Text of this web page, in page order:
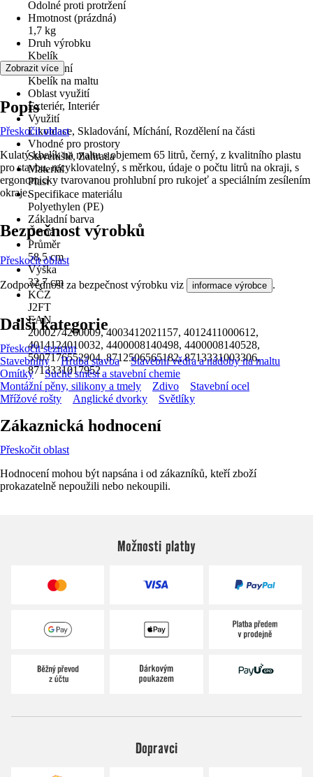
Odolné proti protržení
Hmotnost (prázdná)
1,7 kg
Druh výrobku
Kbelík
Provedení
Kbelík na maltu
Oblast využití
Exteriér, Interiér
Využití
Likvidace, Skladování, Míchání, Rozdělení na části
Vhodné pro prostory
Staveniště, Zahrada
Materiál
Plast
Specifikace materiálu
Polyethylen (PE)
Základní barva
Černá
Průměr
58,5 cm
Výška
32,7 cm
KČZ
J2FT
EAN
2000274260009, 4003412021157, 4012411000612,
4014124010032, 4400008140498, 4400008140528,
5907176552904, 8712506565182, 8713331003306,
8713331017952
Zobrazit více
Popis
Přeskočit oblast
Kulatý kbelík na maltu s objemem 65 litrů, černý, z kvalitního plastu
pro stavbu, recyklovatelný, s měrkou, údaje o počtu litrů na okraji, s
ergonomicky tvarovanou prohlubní pro rukojeť a speciálním zesílením
okraje.
Bezpečnost výrobků
Přeskočit oblast
Zodpovědnost za bezpečnost výrobku viz informace výrobce .
Další kategorie
Přeskočit seznam
Stavebniny
Hrubá stavba
Stavební vědra a nádoby na maltu
Omítky
Suché směsi a stavební chemie
Montážní pěny, silikony a tmely
Zdivo
Stavební ocel
Mřížové rošty
Anglické dvorky Světlíky
Zákaznická hodnocení
Přeskočit oblast
Hodnocení mohou být napsána i od zákazníků, kteří zboží
prokazatelně nepoužili nebo nekoupili.
Možnosti platby
Dopravci